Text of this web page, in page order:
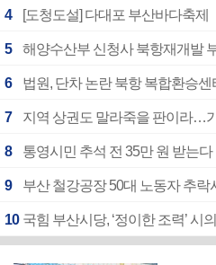
4 [도청도설] 다대포 부산바다축제
5 해양수산부 신청사 북항재개발
6 법원, 단차 논란 북항 복합환승
7 지역 상권도 말라죽을 판이라…
8 통영시민 추석 전 35만 원 받는다
9 부산 철강공장 50대 노동자 추락
10